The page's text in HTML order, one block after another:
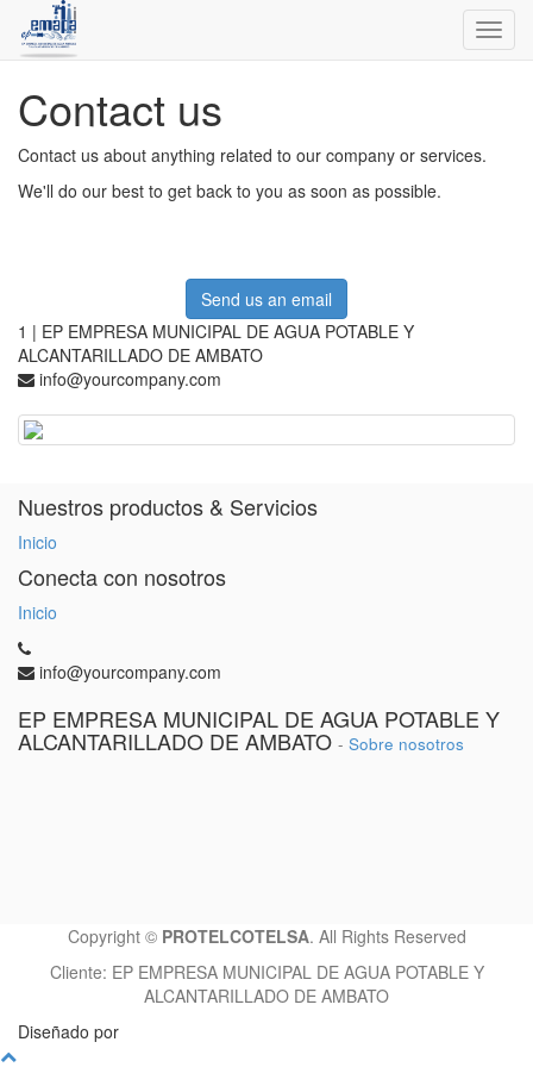
Contact us
Contact us about anything related to our company or services.
We'll do our best to get back to you as soon as possible.
Send us an email
1 | EP EMPRESA MUNICIPAL DE AGUA POTABLE Y
ALCANTARILLADO DE AMBATO
info@yourcompany.com
Nuestros productos & Servicios
Inicio
Conecta con nosotros
Inicio
info@yourcompany.com
EP EMPRESA MUNICIPAL DE AGUA POTABLE Y
ALCANTARILLADO DE AMBATO - Sobre nosotros
Copyright © PROTELCOTELSA. All Rights Reserved
Cliente: EP EMPRESA MUNICIPAL DE AGUA POTABLE Y
ALCANTARILLADO DE AMBATO
Diseñado por